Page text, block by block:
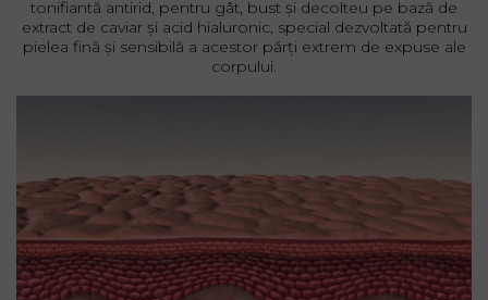
tonifiantă antirid, pentru gât, bust și decolteu pe bază de
extract de caviar și acid hialuronic, special dezvoltată pentru
pielea fină și sensibilă a acestor părți extrem de expuse ale
corpului.